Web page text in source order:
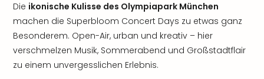
Die ikonische Kulisse des Olympiapark München
machen die Superbloom Concert Days zu etwas ganz
Besonderem. Open-Air, urban und kreativ – hier
verschmelzen Musik, Sommerabend und Großstadtflair
zu einem unvergesslichen Erlebnis.